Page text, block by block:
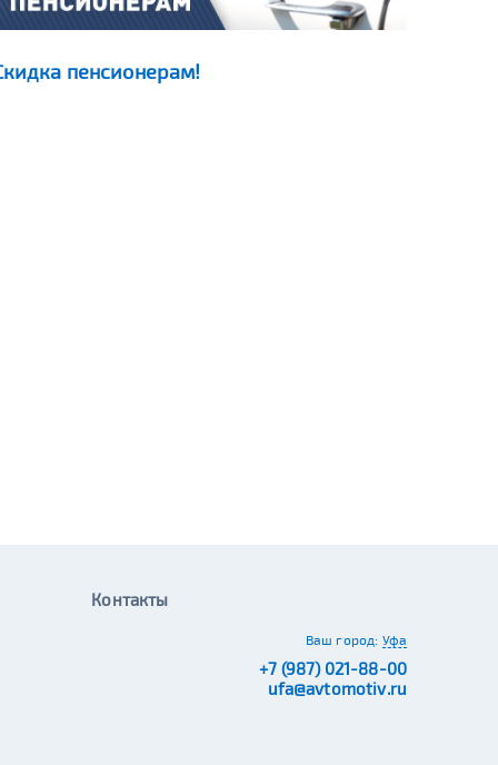
пенсионерам!
Контакты
Ваш город: Уфа
+7 (987) 021-88-00
ufa@avtomotiv.ru